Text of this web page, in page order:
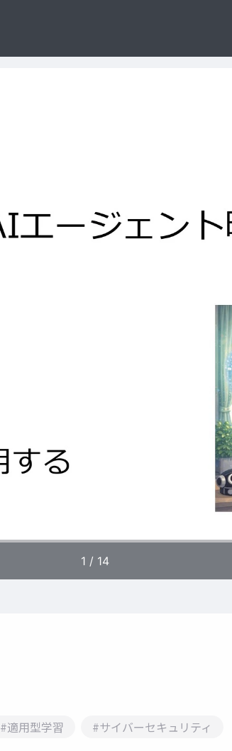
#適用型学習 #サイバーセキュリティ